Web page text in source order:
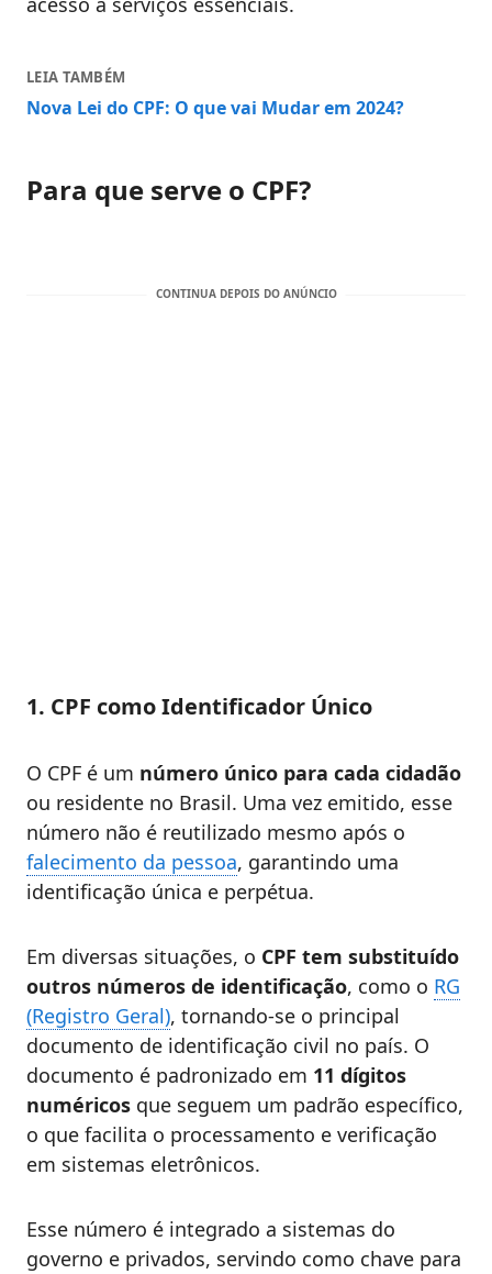
LEIA TAMBÉM
Nova Lei do CPF: O que vai Mudar em 2024?
Para que serve o CPF?
1. CPF como Identificador Único
O CPF é um número único para cada cidadão
ou residente no Brasil. Uma vez emitido, esse
número não é reutilizado mesmo após o
falecimento da pessoa, garantindo uma
identificação única e perpétua.
Em diversas situações, o CPF tem substituído
outros números de identificação, como o RG
(Registro Geral), tornando-se o principal
documento de identificação civil no país. O
documento é padronizado em 11 dígitos
numéricos que seguem um padrão específico,
o que facilita o processamento e verificação
em sistemas eletrônicos.
Esse número é integrado a sistemas do
governo e privados, servindo como chave para